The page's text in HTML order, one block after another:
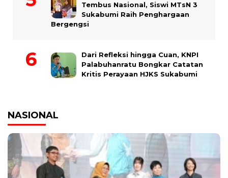
Tembus Nasional, Siswi MTsN 3
Sukabumi Raih Penghargaan
Bergengsi
Dari Refleksi hingga Cuan, KNPI
Palabuhanratu Bongkar Catatan
Kritis Perayaan HJKS Sukabumi
NASIONAL